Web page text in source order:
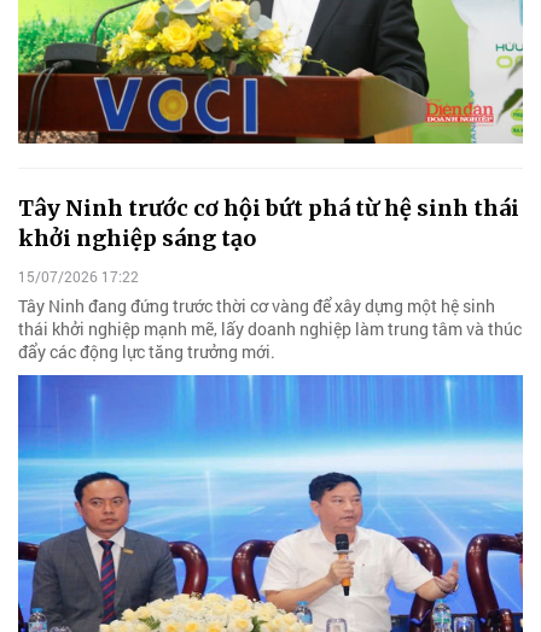
Tây Ninh trước cơ hội bứt phá từ hệ sinh thái
khởi nghiệp sáng tạo
15/07/2026 17:22
Tây Ninh đang đứng trước thời cơ vàng để xây dựng một hệ sinh
thái khởi nghiệp mạnh mẽ, lấy doanh nghiệp làm trung tâm và thúc
đẩy các động lực tăng trưởng mới.